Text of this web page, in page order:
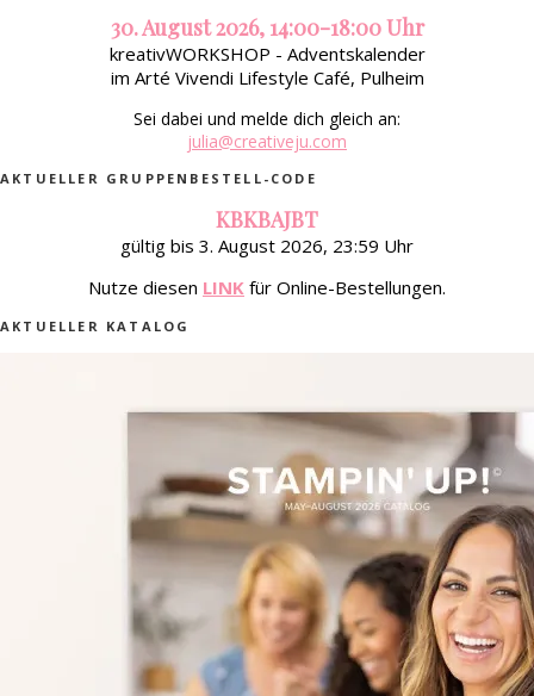
30. August 2026, 14:00-18:00 Uhr
kreativWORKSHOP - Adventskalender
im Arté Vivendi Lifestyle Café, Pulheim
Sei dabei und melde dich gleich an:
julia@creativeju.com
AKTUELLER GRUPPENBESTELL-CODE
KBKBAJBT
gültig bis 3. August 2026, 23:59 Uhr
Nutze diesen LINK für Online-Bestellungen.
AKTUELLER KATALOG